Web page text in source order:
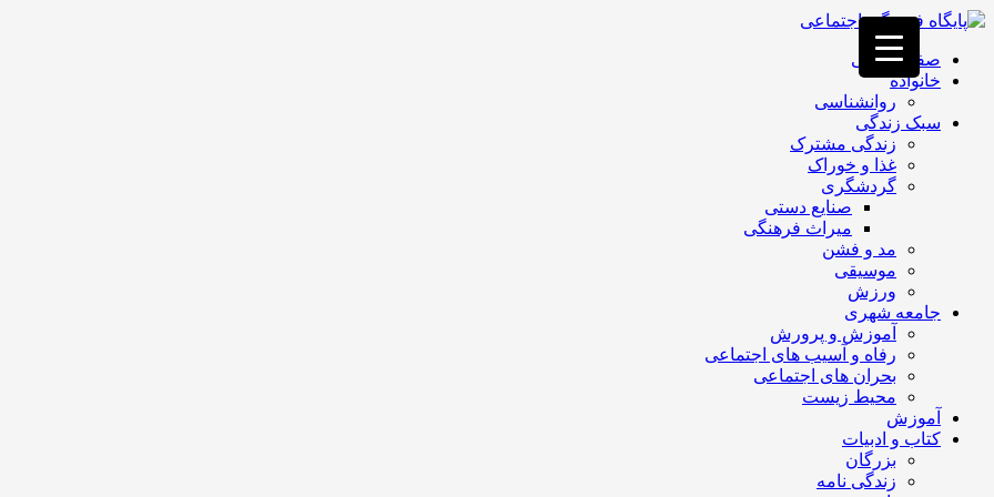
فصد
غرب
تهران
خشکشویی
تصفیه
تهران
صفحه اصلی
خانواده
روانشناسی
سبک زندگی
زندگی مشترک
غذا و خوراک
گردشگری
صنایع دستی
میراث فرهنگی
مد و فشن
موسیقی
ورزش
جامعه شهری
آموزش و پرورش
رفاه و آسیب های اجتماعی
بحران های اجتماعی
محیط زیست
آموزش
کتاب و ادبیات
بزرگان
زندگی نامه